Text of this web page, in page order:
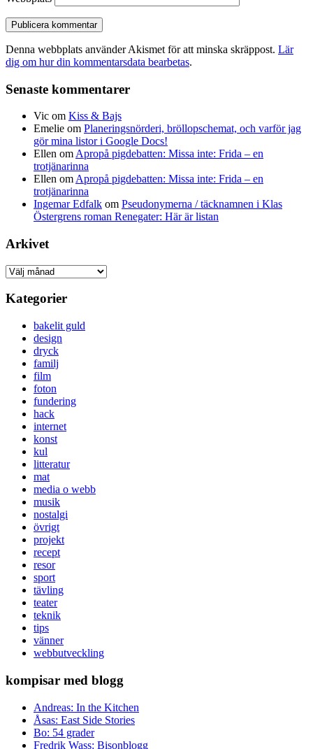
Denna webbplats använder Akismet för att minska skräppost. Lär
dig om hur din kommentarsdata bearbetas.
Senaste kommentarer
Vic om Kiss & Bajs
Emelie om Planeringsnörderi, bröllopschemat, och varför jag
gör mina listor i Google Docs!
Ellen om Apropå pigdebatten: Missa inte: Frida – en
trotjänarinna
Ellen om Apropå pigdebatten: Missa inte: Frida – en
trotjänarinna
Ingemar Edfalk om Pseudonymerna / täcknamnen i Klas
Östergrens roman Renegater: Här är listan
Arkivet
Arkivet
Kategorier
bakelit guld
design
dryck
familj
film
foton
fundering
hack
internet
konst
kul
litteratur
mat
media o webb
musik
nostalgi
övrigt
projekt
recept
resor
sport
tävling
teater
teknik
tips
vänner
webbutveckling
kompisar med blogg
Andreas: In the Kitchen
Åsas: East Side Stories
Bo: 54 grader
Fredrik Wass: Bisonblogg